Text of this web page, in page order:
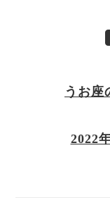
うお座
2022